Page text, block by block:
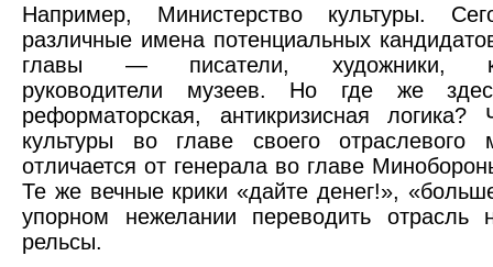
Например, Министерство культуры.
различные имена потенциальных
главы — писатели, художники,
руководители музеев. Но где же
реформаторская, антикризисная логика?
культуры во главе своего отраслевого
отличается от генерала во главе
Те же вечные крики «дайте денег!»,
упорном нежелании переводить отрасль
рельсы.